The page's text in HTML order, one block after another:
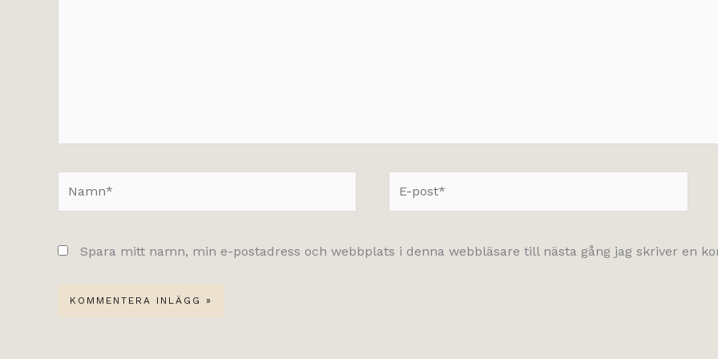
post*
Spara mitt namn, min e-postadress och webbplats i denna webbläsare till nästa gång jag skriver en